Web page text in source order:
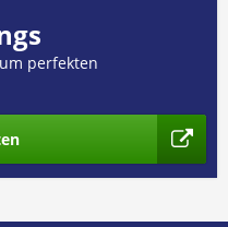
perfekten